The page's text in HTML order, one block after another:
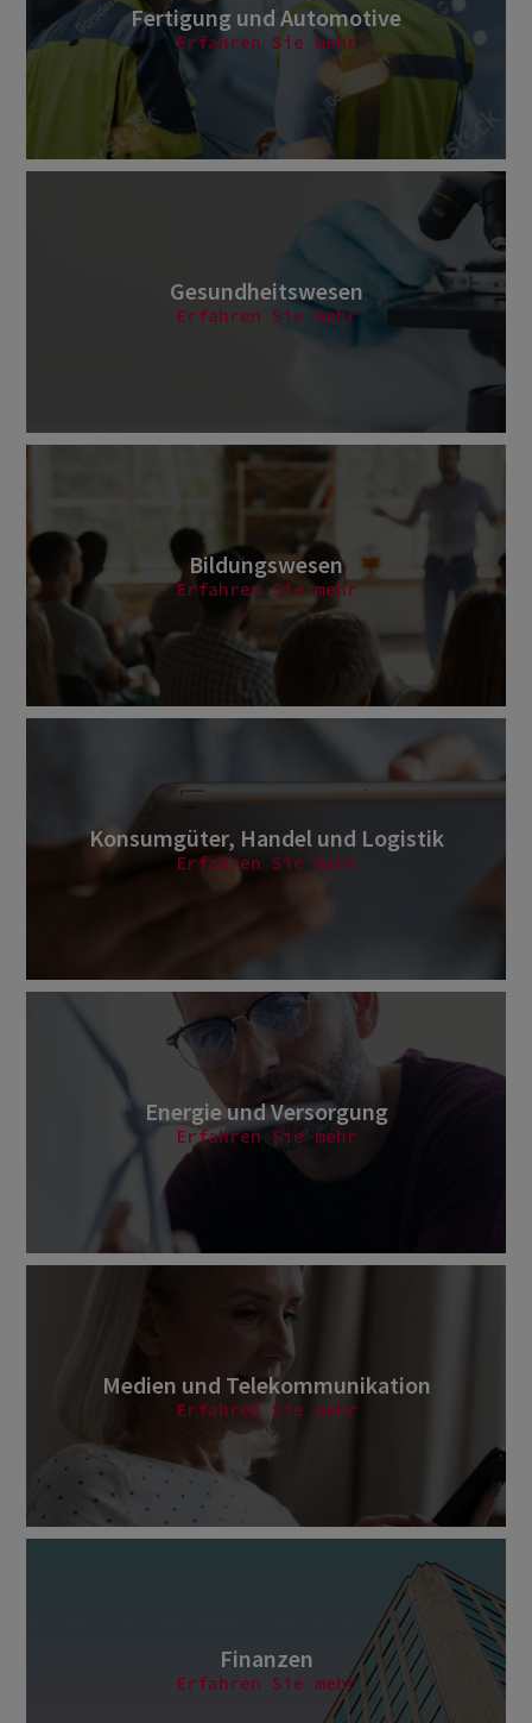
Fertigung und Automotive
Erfahren Sie mehr
Gesundheitswesen
Erfahren Sie mehr
Bildungswesen
Erfahren Sie mehr
Konsumgüter, Handel und Logistik
Erfahren Sie mehr
Energie und Versorgung
Erfahren Sie mehr
Medien und Telekommunikation
Erfahren Sie mehr
Finanzen
Erfahren Sie mehr